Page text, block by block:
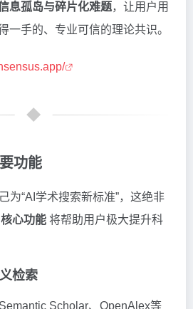
息孤岛与碎片化难题，让用户用
一手的、专业可信的理论共识。
功能
为“AI学术搜索新标准”，这绝非
核心功能 将帮助用户极大提升科
检索
Scholar、OpenAlex等